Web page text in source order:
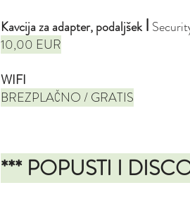
Kavcija za adapter, podaljšek I
10,00 EUR
WIFI
BREZPLAČNO / GRATIS
*** POPUSTI I